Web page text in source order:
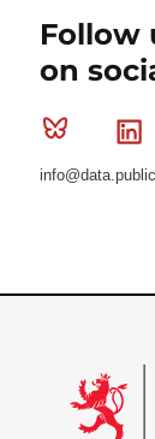
Follow
on
Bluesky